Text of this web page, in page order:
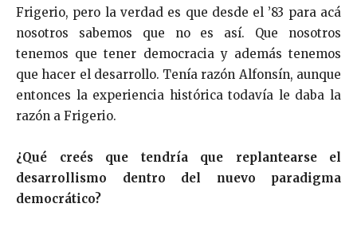
Frigerio, pero la verdad es que desde el ’83 para acá
nosotros sabemos que no es así. Que nosotros
tenemos que tener democracia y además tenemos
que hacer el desarrollo. Tenía razón Alfonsín, aunque
entonces la experiencia histórica todavía le daba la
razón a Frigerio.
¿Qué creés que tendría que replantearse el
desarrollismo dentro del nuevo paradigma
democrático?